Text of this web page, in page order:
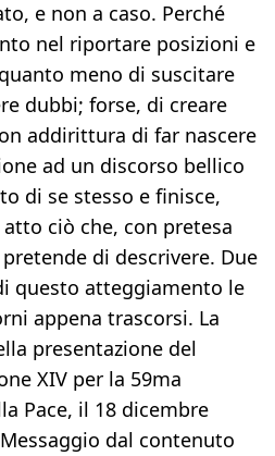
e non a caso. Perché
nel riportare posizioni e
meno di suscitare
dubbi; forse, di creare
addirittura di far nascere
ad un discorso bellico
di se stesso e finisce,
ciò che, con pretesa
di descrivere. Due
questo atteggiamento le
appena trascorsi. La
presentazione del
XIV per la 59ma
Pace, il 18 dicembre
dal contenuto